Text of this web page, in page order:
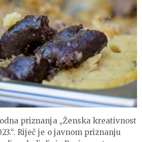
priznanja „Ženska kreativnost
Riječ je o javnom priznanju